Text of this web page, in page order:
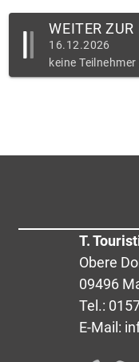
WEITER ZUR
16.12.2026
keine
T.
Obere
09496
Tel.:
E-Mail: